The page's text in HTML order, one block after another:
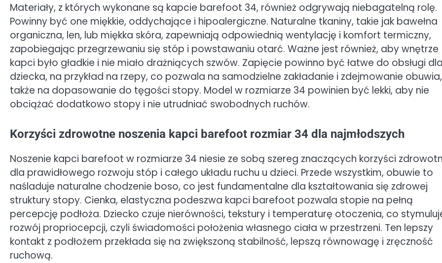
Materiały, z których wykonane są kapcie barefoot 34, również odgrywają niebagatelną rolę.
Powinny być one miękkie, oddychające i hipoalergiczne. Naturalne tkaniny, takie jak bawełna
organiczna, len, lub miękka skóra, zapewniają odpowiednią wentylację i komfort termiczny,
zapobiegając przegrzewaniu się stóp i powstawaniu otarć. Ważne jest również, aby wnętrze
kapci było gładkie i nie miało drażniących szwów. Zapięcie powinno być łatwe do obsługi dla
dziecka, na przykład na rzepy, co pozwala na samodzielne zakładanie i zdejmowanie
także na dopasowanie do tęgości stopy. Model w rozmiarze 34 powinien być lekki, aby nie
obciążać dodatkowo stopy i nie utrudniać swobodnych ruchów.
Korzyści zdrowotne noszenia kapci barefoot rozmiar 34 dla najmłodszych
Noszenie kapci barefoot w rozmiarze 34 niesie ze sobą szereg znaczących korzyści
dla prawidłowego rozwoju stóp i całego układu ruchu u dzieci. Przede wszystkim, obuwie to
naśladuje naturalne chodzenie boso, co jest fundamentalne dla kształtowania się zdrowej
struktury stopy. Cienka, elastyczna podeszwa kapci barefoot pozwala stopie na pełną
percepcję podłoża. Dziecko czuje nierówności, tekstury i temperaturę otoczenia, co
rozwój propriocepcji, czyli świadomości położenia własnego ciała w przestrzeni. Ten lepszy
kontakt z podłożem przekłada się na zwiększoną stabilność, lepszą równowagę i zręczność
ruchową.